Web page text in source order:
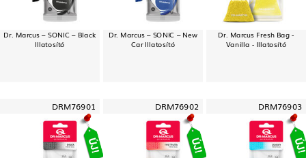
Dr. Marcus – SONIC – Black
Illatosító
Dr. Marcus – SONIC – New
Car Illatosító
Dr. Marcus Fresh Bag -
Vanilla - Illatosító
DRM76901 DRM76902 DRM76903